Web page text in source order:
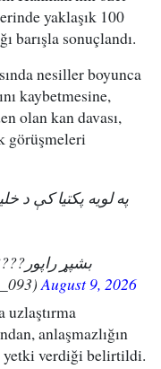
yaklaşık 100
barışla sonuçlandı.
nesiller boyunca
kaybetmesine,
olan kan davası,
görüşmeleri
په لویه پکتیا کې د
بشپړ
August 9, 2026
uzlaştırma
anlaşmazlığın
yetki verdiği belirtildi.